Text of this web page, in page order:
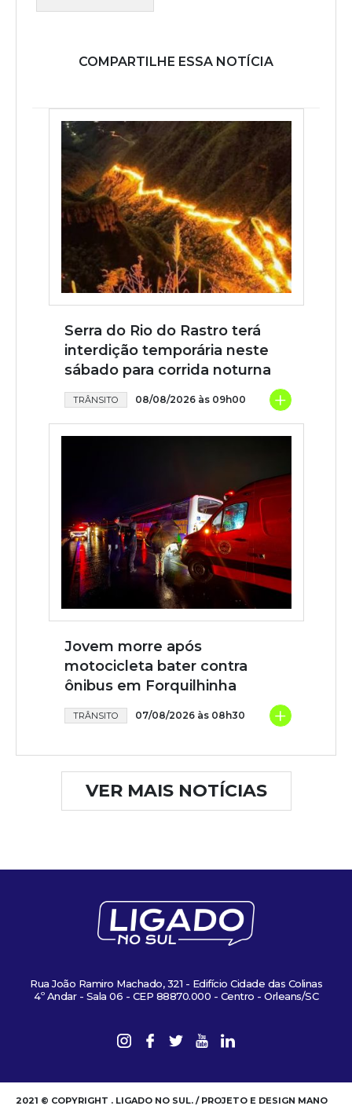
COMPARTILHE ESSA NOTÍCIA
Serra do Rio do Rastro terá
interdição temporária neste
sábado para corrida noturna
TRÂNSITO 08/08/2026 às 09h00 +
Jovem morre após
motocicleta bater contra
ônibus em Forquilhinha
TRÂNSITO 07/08/2026 às 08h30 +
VER MAIS NOTÍCIAS
Rua João Ramiro Machado, 321 - Edifício Cidade das Colinas
4º Andar - Sala 06 - CEP 88870.000 - Centro - Orleans/SC
2021 © COPYRIGHT . LIGADO NO SUL. / PROJETO E DESIGN MANO